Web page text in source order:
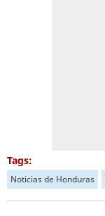
Tags:
Noticias de Honduras